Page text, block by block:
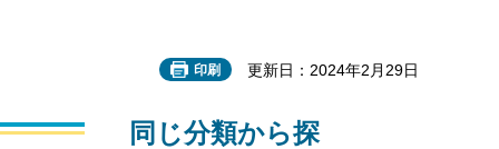
印刷 更新日：2024年2月29日
同じ分類から探